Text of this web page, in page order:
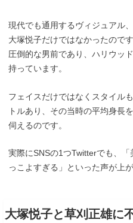
現代でも通用するヴィジュアル
大塚悦子だけではなかったので
圧倒的な男前であり、ハリウッ
持っています。
フェイスだけではなくスタイル
トルあり、その当時の平均身長
伺えるのです。
実際にSNSの1つTwitterでも、
っこよすぎる」といった声が上
大塚悦子と草刈正雄に